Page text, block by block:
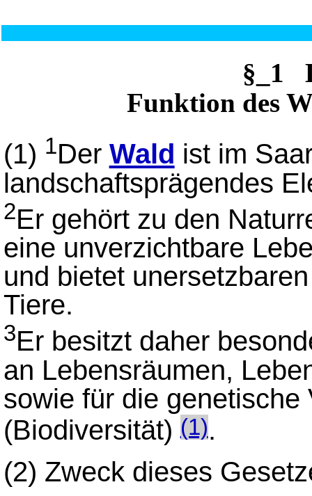
§_1
Funktion des
(1) 1Der Wald ist im
landschaftsprägendes
2Er gehört zu den
eine unverzichtbare
und bietet
Tiere.
3Er besitzt daher
an Lebensräumen,
sowie für die
(Biodiversität)(1).
(2) Zweck dieses